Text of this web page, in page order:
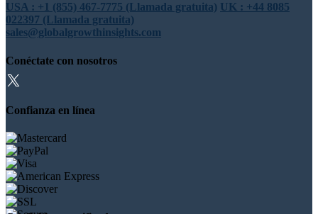
USA : +1 (855) 467-7775 (Llamada gratuita) UK : +44 8085
022397 (Llamada gratuita)
sales@globalgrowthinsights.com
Conéctate con nosotros
Confianza en línea